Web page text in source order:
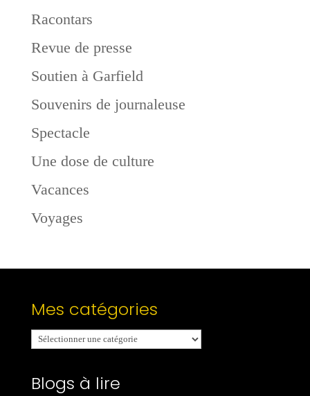
Racontars
Revue de presse
Soutien à Garfield
Souvenirs de journaleuse
Spectacle
Une dose de culture
Vacances
Voyages
Mes catégories
Mes
catégories
Blogs à lire